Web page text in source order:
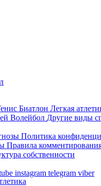
Биатлон Легкая
Волейбол Другие виды
Политика
Правила
собственности
instagram telegram viber